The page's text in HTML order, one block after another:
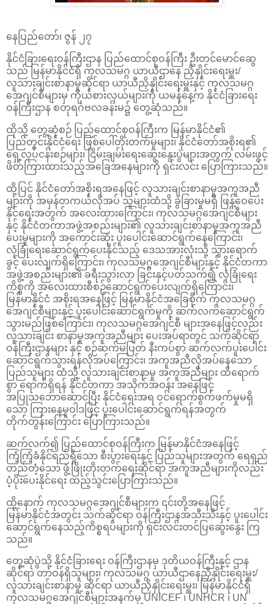
နေပြည်တော်၊ ဇွန် ၂၇
နိုင်ငံခြားရေးဝန်ကြီးဌာန ပြည်ထောင်စုဝန်ကြီး ဦးတင်မောင်ဆွေ
သည် မြန်မာနိုင်ငံရှိ ကုလသမဂ္ဂ ယာယီဌာနေ ညှိနှိုင်းရေးမှူး/
လူသားချင်းစာနာမှုဆိုင်ရာ ယာယီညှိနှိုင်းရေးမှူးနှင့် ကုလသမဂ္ဂ
အေဂျင်စီများမှ ကိုယ်စားလှယ်များကို ယမန်နေ့က နိုင်ငံခြားရေး
ဝန်ကြီးဌာန စတုရင်္ဂဗလခန်းမ၌ တွေ့ဆုံသည်။
ထိုသို့ တွေ့ဆုံစဉ် ပြည်ထောင်စုဝန်ကြီးက မြန်မာနိုင်ငံ၏
ပြည်တွင်းနိုင်ငံရေး ဖြစ်ပေါ်တိုးတက်မှုများ၊ နိုင်ငံတော်အစိုးရ၏
ရှေ့လုပ်ငန်းစဉ်များ၊ ငြိမ်းချမ်းရေးဆွေးနွေးပွဲများအတွက် လမ်းဖွင့်
ဖိတ်ကြားထားသည့်အခြေအနေများကို ရှင်းလင်း ပြောကြားသည်။
ထို့ပြင် နိုင်ငံတော်အစိုးရအနေဖြင့် လူသားချင်းစာနာမှုအကူအညီ
များကို အမှန်တကယ်လိုအပ် သူများထံသို့ ခွဲခြားမှုမရှိ ဖြန့်ဝေပေး
နိုင်ရေးအတွက် အလေးထားကြောင်း၊ ကုလသမဂ္ဂအေဂျင်စီများ
နှင့် နိုင်ငံတကာအဖွဲ့အစည်းများ၏ လူသားချင်းစာနာမှုအကူအညီ
ပေးမှုများကို အကောင်းဆုံး ပူးပေါင်းဆောင်ရွက်နေကြောင်း၊
လုံခြုံရေးဆောင်ရွက်ပေးနိုင်သည့် ဒေသအားလုံးသို့ သွားရောက်
ခွင့် ပေးလျက်ရှိကြောင်း၊ ကုလသမဂ္ဂအေဂျင်စီများနှင့် နိုင်ငံတကာ
အဖွဲ့အစည်းများ၏ ခရီးသွားလာ ခြင်းနှင့်ပတ်သက်၍ လုံခြုံရေး
ကိစ္စကို အလေးထားစီစဉ်ဆောင်ရွက်ပေးလျက်ရှိကြောင်း၊
မြန်မာနိုင်ငံ အစိုးရအနေဖြင့် မြန်မာနိုင်ငံအခြေစိုက် ကုလသမဂ္ဂ
အေဂျင်စီများနှင့် ပူးပေါင်းဆောင်ရွက်မှုကို ဆက်လက်ဆောင်ရွက်
သွားမည်ဖြစ်ကြောင်း၊ ကုလသမဂ္ဂအေဂျင်စီ များအနေဖြင့်လည်း
လူသားချင်း စာနာမှုအကူအညီများ ပေးအပ်ရာတွင် သက်ဆိုင်ရာ
ဝန်ကြီးဌာနများ နှင့် စဉ်ဆက်မပြတ် နီးကပ်စွာ ဆက်လက်ပူးပေါင်း
ဆောင်ရွက်သွားရန်လိုအပ်ကြောင်း၊ အကူအညီလိုအပ်နေသော
ပြည်သူများ ထံသို့ လူသားချင်းစာနာမှု အကူအညီများ ထိရောက်
စွာ ရောက်ရှိရန် နိုင်ငံတကာ အသိုက်အဝန်း အနေဖြင့်
အပြုသဘောဆောင်ပြီး နိုင်ငံရေးအရ ဝင်ရောက်စွက်ဖက်မှုမရှိ
သော ကြားနေမူဝါဒဖြင့် ပူးပေါင်းဆောင်ရွက်ရန်အတွက်
တိုက်တွန်းကြောင်း ပြောကြားသည်။
ဆက်လက်၍ ပြည်ထောင်စုဝန်ကြီးက မြန်မာနိုင်ငံအနေဖြင့်
ကြံ့ကြံ့ခံနိုင်ရည်ရှိသော စီးပွားရေးနှင့် ပြည်သူများအတွက် ရေရှည်
တည်တံ့သော ဖွံ့ဖြိုးတိုးတက်ရေးဆိုင်ရာ အကူအညီများကိုလည်း
ပံ့ပိုးပေးနိုင်ရေး ထည့်သွင်းပြောကြားသည်။
ထို့နောက် ကုလသမဂ္ဂအေဂျင်စီများက ၎င်းတို့အနေဖြင့်
မြန်မာနိုင်ငံအတွင်း သက်ဆိုင်ရာ ဝန်ကြီးဌာနအသီးသီးနှင့် ပူးပေါင်း
ဆောင်ရွက်နေသည့်ကိစ္စရပ်များကို ရှင်းလင်းတင်ပြဆွေးနွေး ကြ
သည်။
တွေ့ဆုံပွဲသို့ နိုင်ငံခြားရေး ဝန်ကြီးဌာနမှ ဒုတိယဝန်ကြီးနှင့် ဌာန
ဆိုင်ရာ တာဝန်ရှိသူများ၊ ကုလသမဂ္ဂ ယာယီဌာနေညှိနှိုင်းရေးမှူး/
လူသားချင်းစာနာမှု ဆိုင်ရာ ယာယီညှိနှိုင်းရေးမှူး၊ မြန်မာနိုင်ငံရှိ
ကုလသမဂ္ဂအေဂျင်စီများအနက်မှ UNICEF ၊ UNHCR ၊ UN